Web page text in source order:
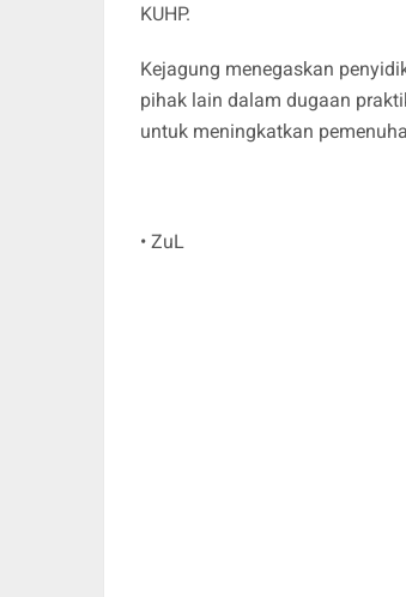
KUHP.
Kejagung menegaskan
pihak lain dalam dugaan
untuk meningkatkan
• ZuL